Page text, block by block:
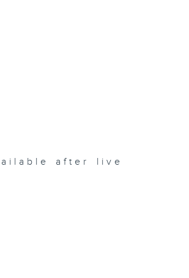
after live